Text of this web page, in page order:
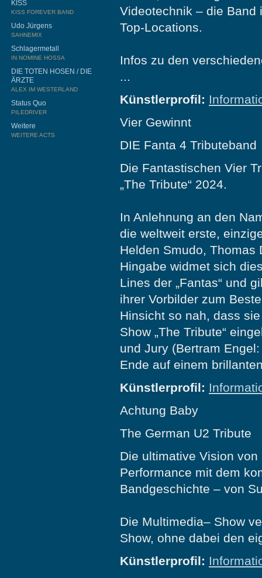
KISS
KISS FOREVER BAND
Udo Jürgens
SAHNEMIX
Schlagermetall
IN NOMINE HOSSA
DIE TOTEN HOSEN / DIE
ÄRZTE
ALEX IM WESTERLAND
Status Quo
PILEDRIVER
Weitere
WEITERE ACTS
Videotechnik – die Band
Top-Locations.
Infos zu den
...
Künstlerprofil:
Vier Gewinnt
DIE Fanta 4 Tributeband
Die Fantastischen Vier
„The Tribute“ 2024.
In Anlehnung an den
die weltweit erste,
Helden Smudo, Thomas
Hingabe widmet sich
Lines der „Fantas“ und
ihrer Vorbilder zum
Hinsicht so nah, dass
Show „The Tribute“
und Jury (Bertram
Ende auf einem
Künstlerprofil:
Achtung Baby
The German U2 Tribute
Die ultimative Vision
Performance mit dem
Bandgeschichte – von
Die Multimedia– Show
Show, ohne dabei den
Künstlerprofil: